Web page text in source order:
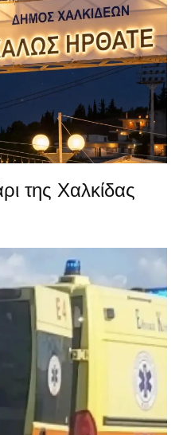
της Χαλκίδας